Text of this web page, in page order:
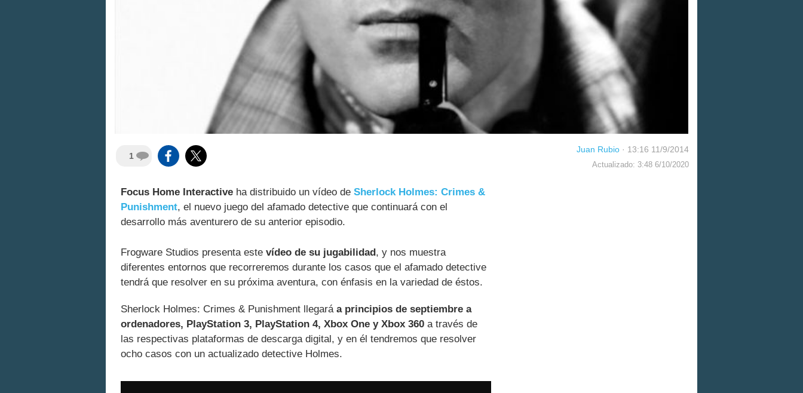
1
Juan Rubio · 13:16 11/9/2014
Actualizado: 3:48 6/10/2020
Focus Home Interactive ha distribuido un vídeo de Sherlock Holmes: Crimes &
Punishment, el nuevo juego del afamado detective que continuará con el
desarrollo más aventurero de su anterior episodio.
Frogware Studios presenta este vídeo de su jugabilidad, y nos muestra
diferentes entornos que recorreremos durante los casos que el afamado detective
tendrá que resolver en su próxima aventura, con énfasis en la variedad de éstos.
Sherlock Holmes: Crimes & Punishment llegará a principios de septiembre a
ordenadores, PlayStation 3, PlayStation 4, Xbox One y Xbox 360 a través de
las respectivas plataformas de descarga digital, y en él tendremos que resolver
ocho casos con un actualizado detective Holmes.